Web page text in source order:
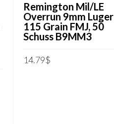
Remington Mil/LE
Overrun 9mm Luger
115 Grain FMJ, 50
Schuss B9MM3
14.79$